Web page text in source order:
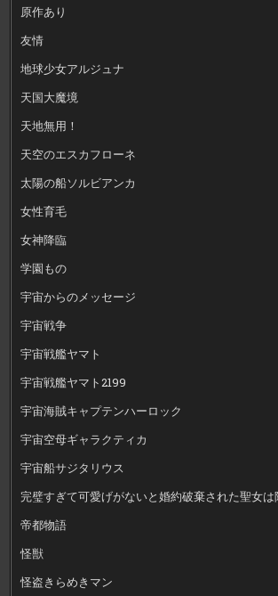
原作あり
友情
地球少女アルジュナ
天国大魔境
天地無用！
天空のエスカフローネ
太陽の船ソルビアンカ
女性育毛
女神降臨
学園もの
宇宙からのメッセージ
宇宙戦争
宇宙戦艦ヤマト
宇宙戦艦ヤマト2199
宇宙海賊キャプテンハーロック
宇宙空母ギャラクティカ
宇宙船サジタリウス
完璧すぎて可愛げがないと婚約破棄された聖女
帝都物語
怪獣
怪盗きらめきマン